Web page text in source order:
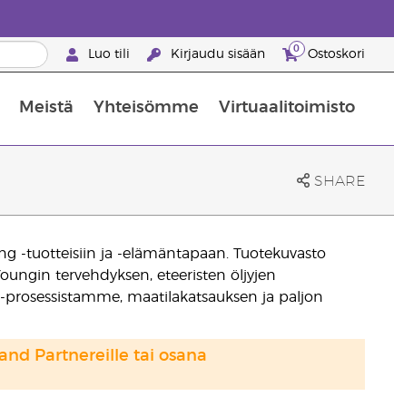
Luo tili Kirjaudu sisään 0 Ostoskori
Meistä Yhteisömme Virtuaalitoimisto
SHARE
-tuotteisiin ja -elämäntapaan. Tuotekuvasto
tervehdyksen, eteeristen öljyjen
maatilakatsauksen ja paljon
Partnereille tai osana